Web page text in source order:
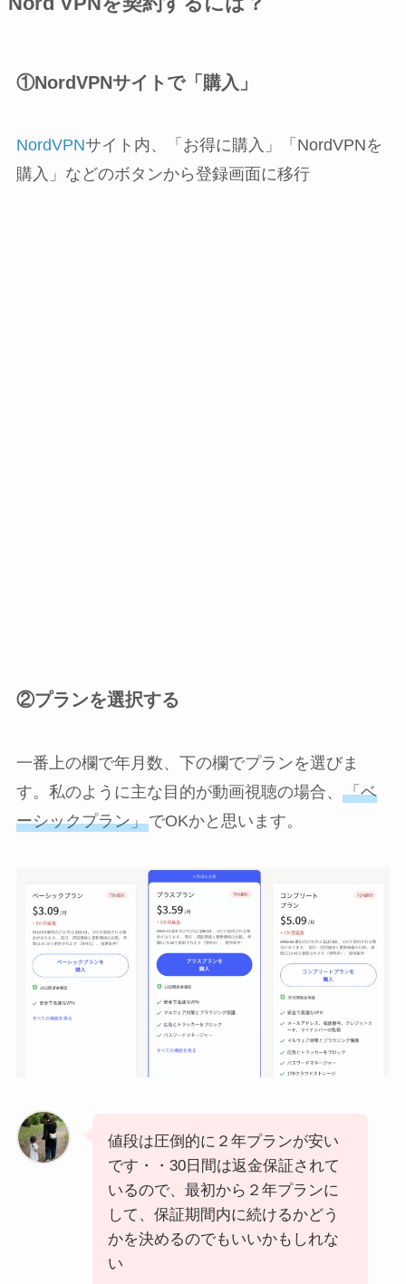
①NordVPNサイトで「購入」
NordVPNサイト内、「お得に購入」「NordVPNを
購入」などのボタンから登録画面に移行
②プランを選択する
一番上の欄で年月数、下の欄でプランを選びま
す。私のように主な目的が動画視聴の場合、 「ベ
ーシックプラン」でOKかと思います。
値段は圧倒的に２年プランが安い
です・・30日間は返金保証されて
いるので、最初から２年プランに
して、保証期間内に続けるかどう
かを決めるのでもいいかもしれな
い